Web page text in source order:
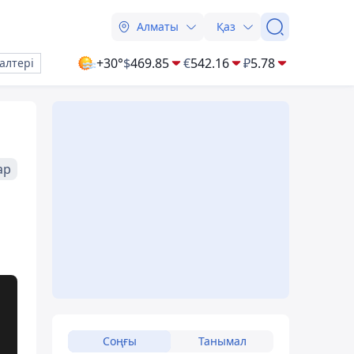
Алматы Қаз
+30°$469.85 €542.16 ₽5.78
Соңғы Танымал